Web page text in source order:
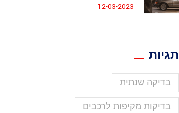
12-03-2023
תגיות
בדיקה שנתית
בדיקות מקיפות לרכבים